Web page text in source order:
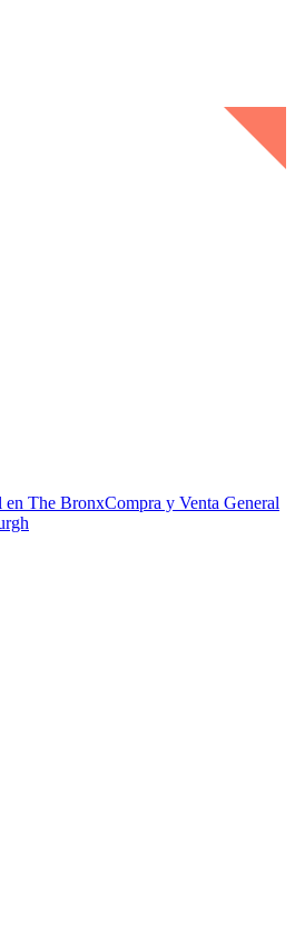
en The BronxCompra y Venta General